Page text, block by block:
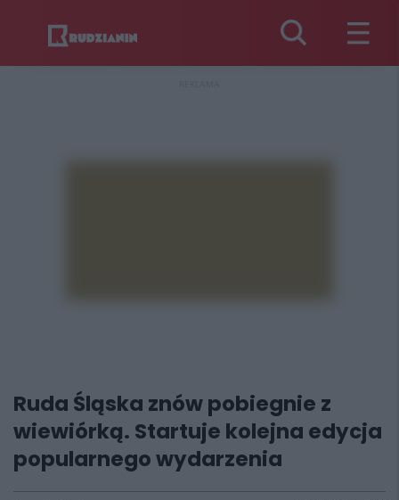
Ruda Śląska znów pobiegnie z
wiewiórką. Startuje kolejna edycja
popularnego wydarzenia